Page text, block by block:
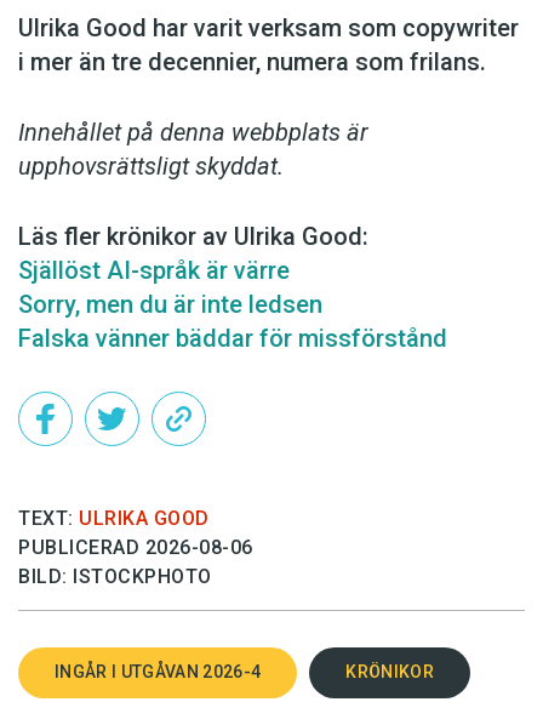
Ulrika Good har varit verksam som copy­writer
i mer än tre decennier, numera som frilans.
Innehållet på denna webbplats är
upphovsrättsligt skyddat.
Läs fler krönikor av Ulrika Good:
Själlöst AI-språk är värre
Sorry, men du är inte ledsen
Falska vänner bäddar för missförstånd
TEXT: ULRIKA GOOD
PUBLICERAD 2026-08-06
BILD: ISTOCKPHOTO
INGÅR I UTGÅVAN 2026-4 KRÖNIKOR